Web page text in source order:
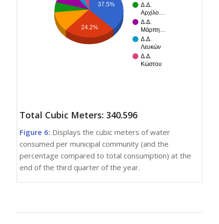
Δ.Δ.
Αρχίλο…
Δ.Δ.
Μάρπη…
Δ.Δ.
Λευκών
Δ.Δ.
Κώστου
37.5%
24.2%
Total Cubic Meters: 340.596
Figure 6: Displays the cubic meters of water
consumed per municipal community (and the
percentage compared to total consumption) at the
end of the third quarter of the year.